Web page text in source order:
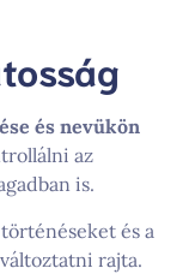
és nevükön
az
is.
és a
rajta.